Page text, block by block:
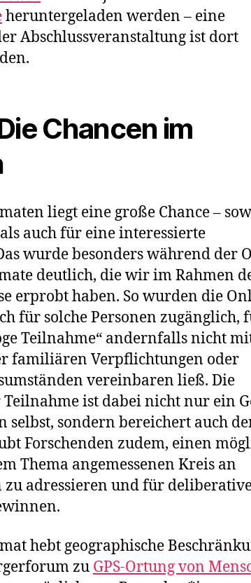
heruntergeladen werden – eine
Abschlussveranstaltung ist dort
Chancen im
liegt eine große Chance –
auch für eine interessierte
wurde besonders während der
deutlich, die wir im Rahmen
erprobt haben. So wurden die
für solche Personen zugänglich,
Teilnahme“ andernfalls nicht
familiären Verpflichtungen oder
vereinbaren ließ. Die
ist dabei nicht nur ein
selbst, sondern bereichert auch
Forschenden zudem, einen
Thema angemessenen Kreis an
zu adressieren und für
hebt geographische
zu GPS-Ortung von